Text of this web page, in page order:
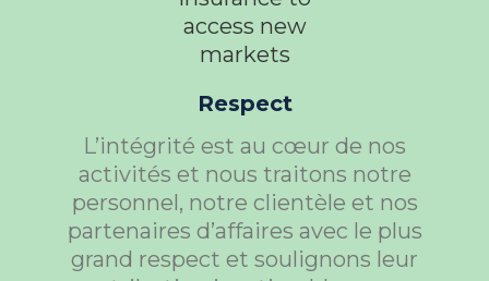
Respect
L’intégrité est au cœur de nos
activités et nous traitons notre
personnel, notre clientèle et nos
partenaires d’affaires avec le plus
grand respect et soulignons leur